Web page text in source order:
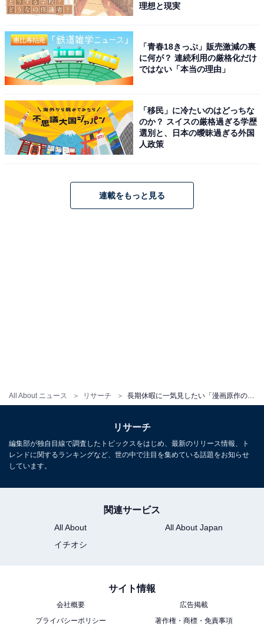
All About ニュース リサーチ
第1位：『花より男子』
っても負けないで立ち向かう姿を見るとすごく前向きに
の前向きな性格から、明るい元気なパワーをもらえるよ
うな気がする」などと、登場人物たちの魅力的なキャラ
クターにひかれるという意見や、「漫画よりも実写ドラ
シリーズ全体で話数が多いので、長期休暇を使って見返
すにはうってつけの作品ですね。
※回答者のコメントは原文ママです
理想と現実
「青春18きっぷ」販売激減の裏
に何が？ 連続利用の厳格化だけ
ではない「本当の理由」
「移民」に冷たいのはどっちな
のか？ スイスの厳格過ぎる学歴
選別と、日本の曖昧過ぎる外国
人政策
連載をもっと見る
リサーチ
編集部が独自目線で調査したトピックスをはじめ、最新のリリース情報、ト
レンドに関するランキングなど、世の中で注目を集めている話題をお知らせ
しています。
関連サービス
All About
All About Japan
イチオシ
サイト情報
会社概要
広告掲載
プライバシーポリシー
著作権・商標・免責事項